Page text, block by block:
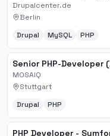
Drupalcenter.de
Berlin
Drupal MySQL PHP
Senior PHP-Developer
MOSAIQ
Stuttgart
Drupal PHP
PHP Developer -